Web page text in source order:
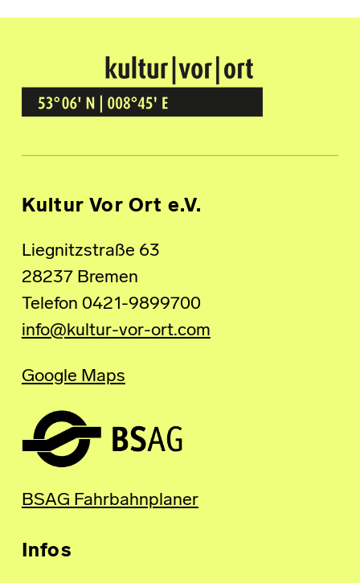
Kultur Vor Ort
BREMEN GRÖPELINGEN
Kultur Vor Ort e.V.
Liegnitzstraße 63
28237 Bremen
Telefon 0421-9899700
info@kultur-vor-ort.com
Google Maps
BSAG Fahrbahnplaner
Infos